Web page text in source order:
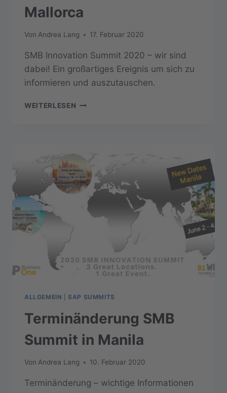
Mallorca
Von Andrea Lang 17. Februar 2020
SMB Innovation Summit 2020 – wir sind
dabei! Ein großartiges Ereignis um sich zu
informieren und auszutauschen.
WEITERLESEN SMB
MALLORCA
ALLGEMEIN SAP SUMMITS
Terminänderung SMB
Summit in Manila
Von Andrea Lang 10. Februar 2020
Terminänderung – wichtige Informationen